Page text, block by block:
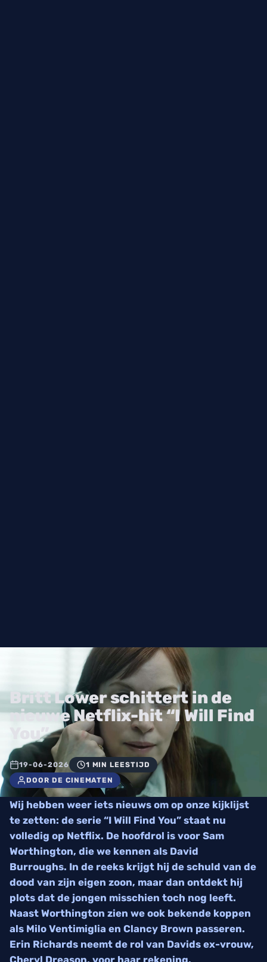
Britt Lower schittert in de
nieuwe Netflix-hit “I Will Find
You”
19-06-2026
1 MIN LEESTIJD
DOOR DE CINEMATEN
Wij hebben weer iets nieuws om op onze kijklijst
te zetten: de serie “I Will Find You” staat nu
volledig op Netflix. De hoofdrol is voor Sam
Worthington, die we kennen als David
Burroughs. In de reeks krijgt hij de schuld van de
dood van zijn eigen zoon, maar dan ontdekt hij
plots dat de jongen misschien toch nog leeft.
Naast Worthington zien we ook bekende koppen
als Milo Ventimiglia en Clancy Brown passeren.
Erin Richards neemt de rol van Davids ex-vrouw,